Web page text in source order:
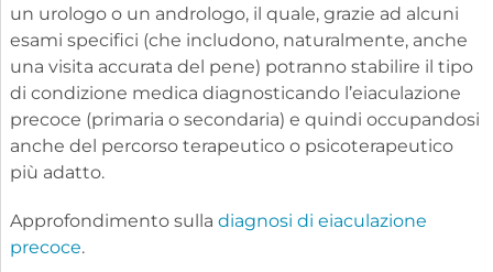
un urologo o un andrologo, il quale, grazie ad alcuni
esami specifici (che includono, naturalmente, anche
una visita accurata del pene) potranno stabilire il tipo
di condizione medica diagnosticando l’eiaculazione
precoce (primaria o secondaria) e quindi occupandosi
anche del percorso terapeutico o psicoterapeutico
più adatto.
Approfondimento sulla diagnosi di eiaculazione
precoce.